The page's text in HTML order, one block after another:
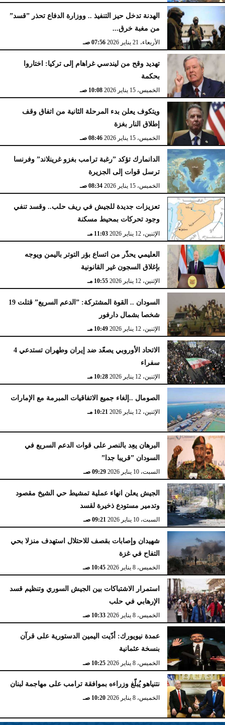
الهدنة تدخل حيز التنفيذ .. ووزارة الدفاع تحذر ”قسد”
من مغبة خرق...
الأربعاء، 21 يناير 2026 07:56 صـ
تهديد وقح من ليندسي غراهام إلى تركيا: اختاروا
بحكمة
الخميس، 15 يناير 2026 10:08 صـ
ويتكوف يعلن بدء المرحلة الثانية من اتفاق وقف
إطلاق النار بغزة
الخميس، 15 يناير 2026 08:46 صـ
الدانمارك تؤكد ”رغبة ترامب بغزو غرينلاند” وفرنسا
ترسل قوات إلى الجزيرة
الخميس، 15 يناير 2026 08:34 صـ
تعزيزات جديدة للجيش في ريف حلب.. وقسد تنفي
وجود تحركات بمحيط مسكنة
الإثنين، 12 يناير 2026 11:03 مـ
العليمي يحذّر من اتساع بؤر التوتر باليمن ويوجه
بإغلاق السجون غير القانونية
الإثنين، 12 يناير 2026 10:55 مـ
السودان .. القوة المشتركة: ”الدعم السريع” قتلت 19
شخصا بشمال دارفور
الإثنين، 12 يناير 2026 10:49 مـ
الاتحاد الأوروبي يصعّد ضد إيران وطهران تستدعي 4
سفراء
الإثنين، 12 يناير 2026 10:28 مـ
الصومال ..إلغاء جميع الاتفاقيات المبرمة مع الإمارات
الإثنين، 12 يناير 2026 10:21 مـ
البرهان يعِد بالنصر على قوات الدعم السريع في
السودان ”قريبا جدا”
السبت، 10 يناير 2026 09:29 صـ
الجيش يعلن انهاء عملية تمشيط حي الشيخ مقصود
وتدمير مستودع ذخيرة لقسد
السبت، 10 يناير 2026 09:21 صـ
شهيدان وإصابات بقصف للاحتلال استهدف منزلا بحي
التفاح في غزة
الخميس، 8 يناير 2026 10:45 صـ
استمرار الاشتباكات بين الجيش السوري وتنظيم قسد
الإرهابي في حلب
الخميس، 8 يناير 2026 10:33 صـ
عمدة نيويورك: أدّيت اليمين الدستورية على قرآن
بنسخة عثمانية
الخميس، 8 يناير 2026 10:25 صـ
نتنياهو يُبلّغ وزراءه بموافقة ترامب على مهاجمة لبنان
الخميس، 8 يناير 2026 10:20 صـ